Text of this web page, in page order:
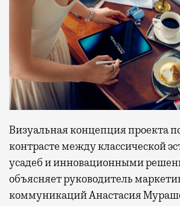
Визуальная концепция проекта
контрасте между классической
усадеб и инновационными
объясняет руководитель
коммуникаций Анастасия